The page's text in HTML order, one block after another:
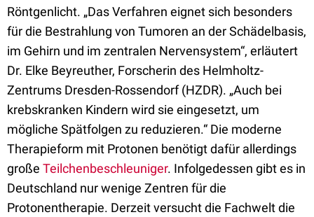
Röntgenlicht. „Das Verfahren eignet sich besonders
für die Bestrahlung von Tumoren an der Schädelbasis,
im Gehirn und im zentralen Nervensystem“, erläutert
Dr. Elke Beyreuther, Forscherin des Helmholtz-
Zentrums Dresden-Rossendorf (HZDR). „Auch bei
krebskranken Kindern wird sie eingesetzt, um
mögliche Spätfolgen zu reduzieren.“ Die moderne
Therapieform mit Protonen benötigt dafür allerdings
große Teilchenbeschleuniger. Infolgedessen gibt es in
Deutschland nur wenige Zentren für die
Protonentherapie. Derzeit versucht die Fachwelt die